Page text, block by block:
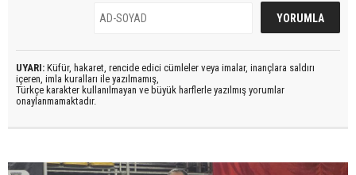
UYARI: Küfür, hakaret, rencide edici cümleler veya imalar, inançlara saldırı
içeren, imla kuralları ile yazılmamış,
Türkçe karakter kullanılmayan ve büyük harflerle yazılmış yorumlar
onaylanmamaktadır.